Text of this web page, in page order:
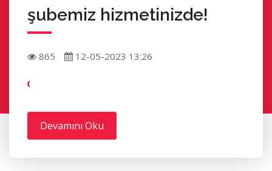
şubemiz hizmetinizde!
865 12-05-2023 13:26
Devamını Oku